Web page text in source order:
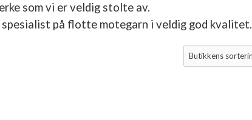
som vi er veldig stolte av.
på flotte motegarn i veldig god kvalitet.